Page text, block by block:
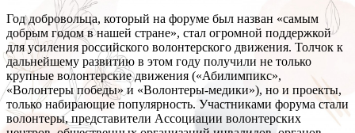
Год добровольца, который на форуме был назван «самым
добрым годом в нашей стране», стал огромной поддержкой
для усиления российского волонтерского движения. Толчок к
дальнейшему развитию в этом году получили не только
крупные волонтерские движения («Абилимпикс»,
«Волонтеры победы» и «Волонтеры-медики»), но и проекты,
только набирающие популярность. Участниками форума стали
волонтеры, представители Ассоциации волонтерских